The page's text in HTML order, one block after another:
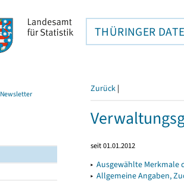
THÜRINGER
Newsletter Zurück |
seit 01.01.2012
▸ Ausgewählte Merkmale
▸ Allgemeine Angaben,